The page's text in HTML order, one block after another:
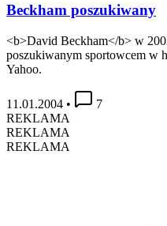
Beckham poszukiwany
<b>David Beckham</b> w
poszukiwanym sportowcem w
Yahoo.
11.01.2004 •
7
REKLAMA
REKLAMA
REKLAMA